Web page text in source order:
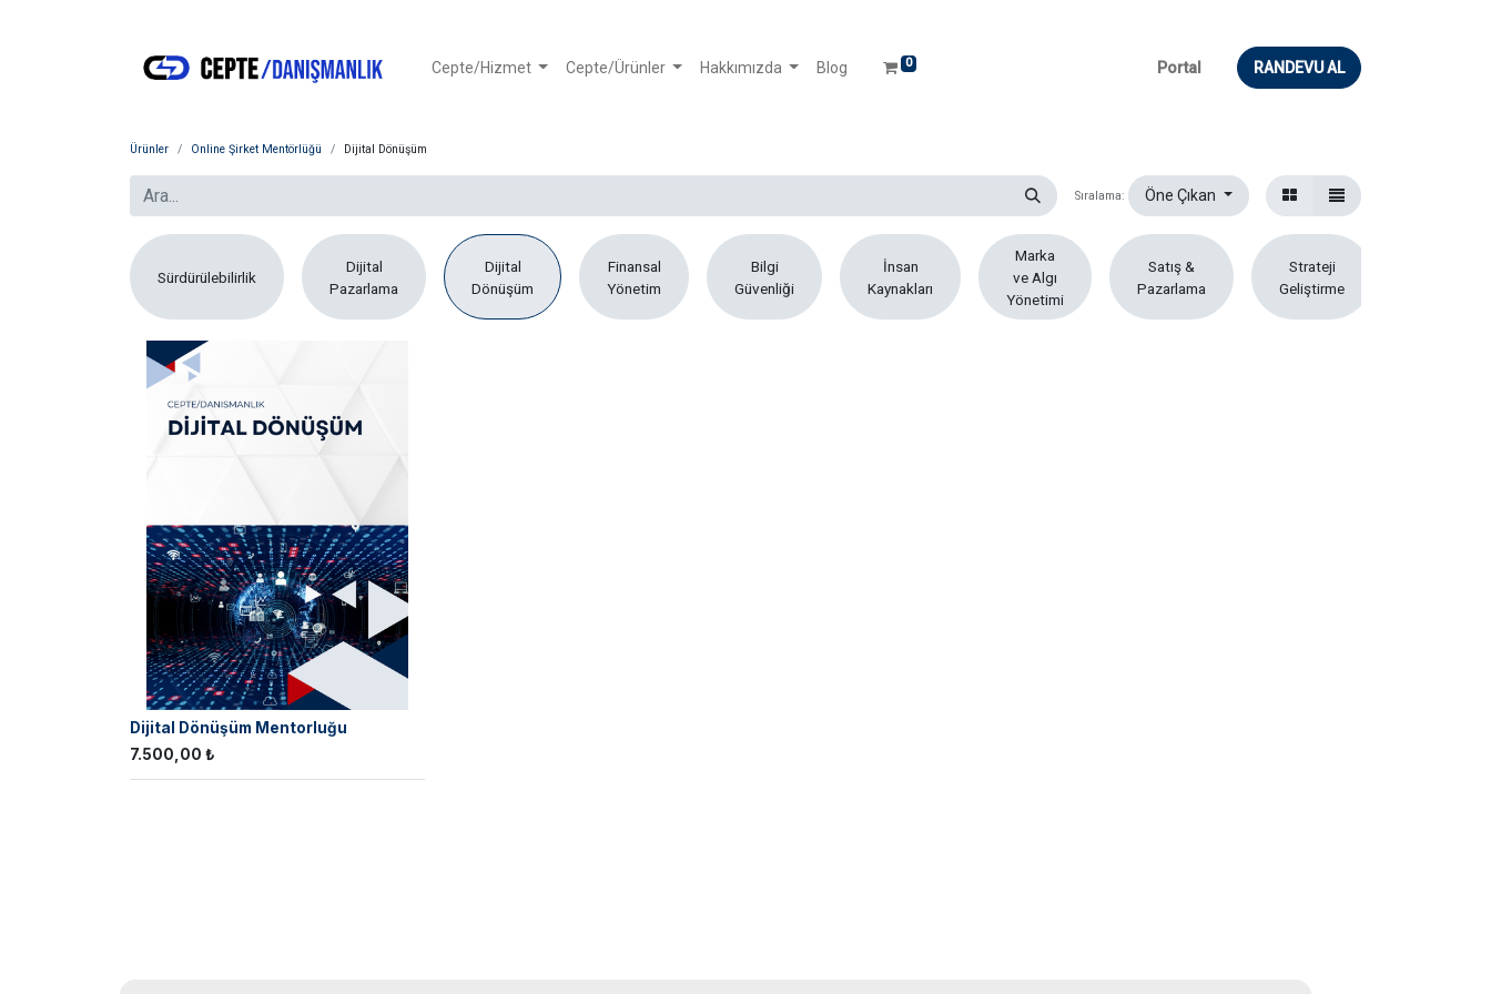
Cepte/Hizmet Cepte/Ürünler Hakkımızda Blog 0 Portal RANDEVU AL
Ürünler Online Şirket Mentörlüğü Dijital Dönüşüm
Sıralama: Öne Çıkan
Sürdürülebilirlik
Dijital
Pazarlama
Dijital
Dönüşüm
Finansal
Yönetim
Bilgi
Güvenliği
İnsan
Kaynakları
Marka
ve Algı
Yönetimi
Satış &
Pazarlama
Strateji
Geliştirme
Dijital Dönüşüm Mentorluğu
7.500,00 ₺